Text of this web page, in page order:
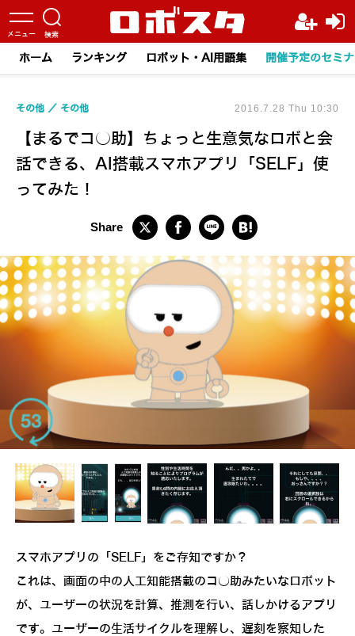
ホーム ランキング ロボット・AI用語集 開催予定のセミ
【まるでコ○助】ちょっと生意気なロボと会
話できる、AI搭載スマホアプリ「SELF」使
ってみた！
その他 その他 2016.7.28 Thu 10:30
スマホアプリの「SELF」をご存知ですか？
これは、画面の中の人工知能搭載のコ○助みたいなロボット
が、ユーザーの状況を計算、推測を行い、話しかけるアプリ
です。ユーザーの生活サイクルを理解し、遅刻を察知した